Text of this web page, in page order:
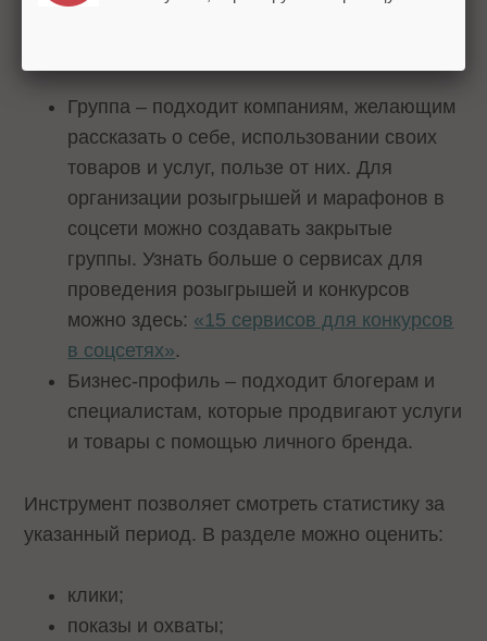
Группа – подходит компаниям, желающим
рассказать о себе, использовании своих
товаров и услуг, пользе от них. Для
организации розыгрышей и марафонов в
соцсети можно создавать закрытые
группы. Узнать больше о сервисах для
проведения розыгрышей и конкурсов
можно здесь: «15 сервисов для конкурсов
в соцсетях».
Бизнес-профиль – подходит блогерам и
специалистам, которые продвигают услуги
и товары с помощью личного бренда.
Инструмент позволяет смотреть статистику за
указанный период. В разделе можно оценить:
клики;
показы и охваты;